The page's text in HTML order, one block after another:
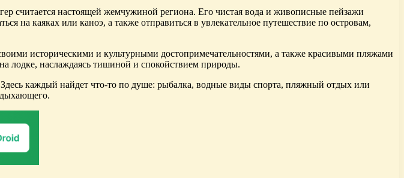
считается настоящей жемчужиной региона. Его чистая вода и живописные пейзажи
на каяках или каноэ, а также отправиться в увлекательное путешествие по островам,
историческими и культурными достопримечательностями, а также красивыми пляжами
лодке, наслаждаясь тишиной и спокойствием природы.
каждый найдет что-то по душе: рыбалка, водные виды спорта, пляжный отдых или